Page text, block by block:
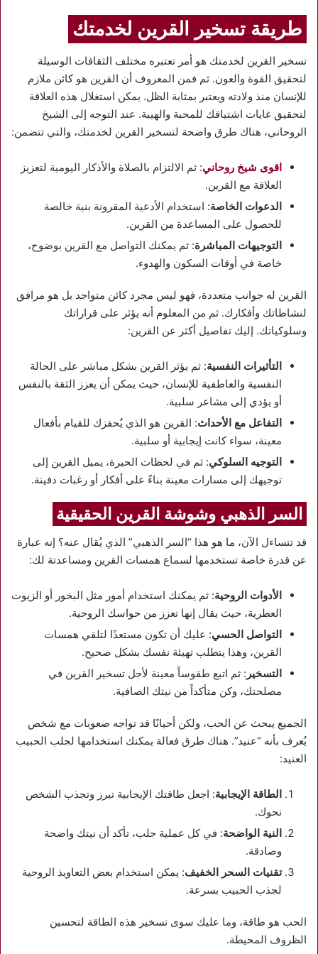
طريقة تسخير القرين لخدمتك
تسخير القرين لخدمتك هو أمر تعتبره مختلف الثقافات الوسيلة
لتحقيق القوة والعون. ثم فمن المعروف أن القرين هو كائن ملازم
للإنسان منذ ولادته ويعتبر بمثابة الظل. يمكن استغلال هذه العلاقة
لتحقيق غايات اشتياقك للمحبة والهيبة. عند التوجه إلى الشيخ
الروحاني، هناك طرق واضحة لتسخير القرين لخدمتك، والتي تتضمن:
اقوى شيخ روحاني: ثم الالتزام بالصلاة والأذكار اليومية لتعزيز
العلاقة مع القرين.
الدعوات الخاصة: استخدام الأدعية المقرونة بنية خالصة
للحصول على المساعدة من القرين.
التوجيهات المباشرة: ثم يمكنك التواصل مع القرين بوضوح،
خاصة في أوقات السكون والهدوء.
القرين له جوانب متعددة، فهو ليس مجرد كائن متواجد بل هو مرافق
لنشاطاتك وأفكارك. ثم من المعلوم أنه يؤثر على قراراتك
وسلوكياتك. إليك تفاصيل أكثر عن القرين:
التأثيرات النفسية: ثم يؤثر القرين بشكل مباشر على الحالة
النفسية والعاطفية للإنسان، حيث يمكن أن يعزز الثقة بالنفس
أو يؤدي إلى مشاعر سلبية.
التفاعل مع الأحداث: القرين هو الذي يُحفزك للقيام بأفعال
معينة، سواء كانت إيجابية أو سلبية.
التوجيه السلوكي: ثم في لحظات الحيرة، يميل القرين إلى
توجيهك إلى مسارات معينة بناءً على أفكار أو رغبات دفينة.
السر الذهبي وشوشة القرين الحقيقية
قد تتساءل الآن، ما هو هذا “السر الذهبي” الذي يُقال عنه؟ إنه عبارة
عن قدرة خاصة تستخدمها لسماع همسات القرين ومساعدتة لك:
الأدوات الروحية: ثم يمكنك استخدام أمور مثل البخور أو الزيوت
العطرية، حيث يقال إنها تعزز من حواسك الروحية.
التواصل الحسي: عليك أن تكون مستعدًا لتلقي همسات
القرين، وهذا يتطلب تهيئة نفسك بشكل صحيح.
التسخير : ثم اتبع طقوساً معينة لأجل تسخير القرين في
مصلحتك، وكن متأكداً من نيتك الصافية.
الجميع يبحث عن الحب، ولكن أحيانًا قد تواجه صعوبات مع شخص
يُعرف بأنه “عنيد”. هناك طرق فعالة يمكنك استخدامها لجلب الحبيب
العنيد:
الطاقة الإيجابية: اجعل طاقتك الإيجابية تبرز وتجذب الشخص
نحوك.
النية الواضحة: في كل عملية جلب، تأكد أن نيتك واضحة
وصادقة.
تقنيات السحر الخفيف: يمكن استخدام بعض التعاويذ الروحية
لجذب الحبيب بسرعة.
الحب هو طاقة، وما عليك سوى تسخير هذه الطاقة لتحسين
الظروف المحيطة.